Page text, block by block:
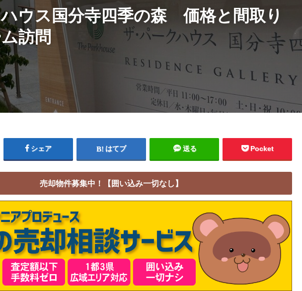
ウス国分寺四季の森 価格と間取り
訪問
シェア はてブ 送る Pocket
売却物件募集中！【囲い込み一切なし】